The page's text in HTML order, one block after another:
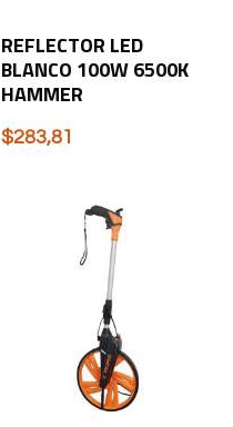
REFLECTOR LED
BLANCO 100W 6500K
HAMMER
$283,81